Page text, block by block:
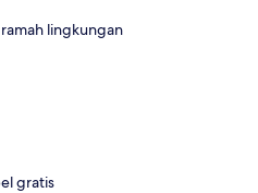
lingkungan
gratis